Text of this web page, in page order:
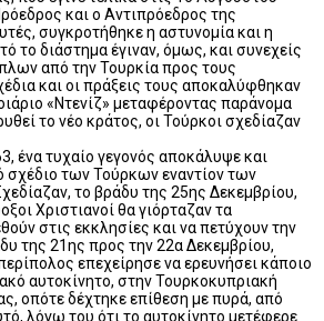
και ο Αντιπρόεδρος της
συγκροτήθηκε η αστυνομία και η
το διάστημα έγιναν, όμως, και συνεχείς
από την Τουρκία προς τους
και οι πράξεις τους αποκαλύφθηκαν
«Ντενίζ» μεταφέροντας παράνομα
το νέο κράτος, οι Τούρκοι σχεδίαζαν
ένα τυχαίο γεγονός αποκάλυψε και
σχέδιο των Τούρκων εναντίον των
το βράδυ της 25ης Δεκεμβρίου,
Χριστιανοί θα γιόρταζαν τα
στις εκκλησίες και να πετύχουν την
της 21ης προς την 22α Δεκεμβρίου,
επεχείρησε να ερευνήσει κάποιο
αυτοκίνητο, στην Τουρκοκυπριακή
οπότε δέχτηκε επίθεση με πυρά, από
λόγω του ότι το αυτοκίνητο μετέφερε